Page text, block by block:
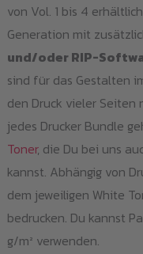
von Vol. 1 bis 4
Generation mit
und/oder RIP-
sind für das Gestalten
den Druck vieler Seiten
jedes Drucker Bundle
Toner, die Du bei uns
kannst. Abhängig von
dem jeweiligen White
bedrucken. Du kannst
g/m² verwenden.